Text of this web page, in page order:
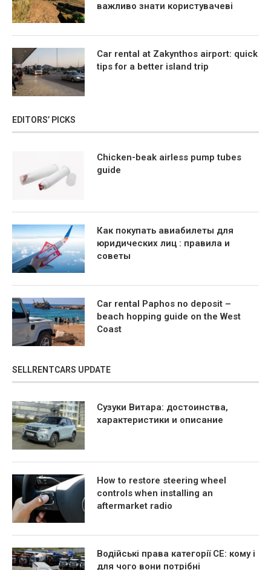
важливо знати користувачеві
Car rental at Zakynthos airport: quick
tips for a better island trip
EDITORS’ PICKS
Chicken-beak airless pump tubes
guide
Как покупать авиабилеты для
юридических лиц : правила и
советы
Car rental Paphos no deposit –
beach hopping guide on the West
Coast
SELLRENTCARS UPDATE
Сузуки Витара: достоинства,
характеристики и описание
How to restore steering wheel
controls when installing an
aftermarket radio
Водійські права категорії CE: кому і
для чого вони потрібні